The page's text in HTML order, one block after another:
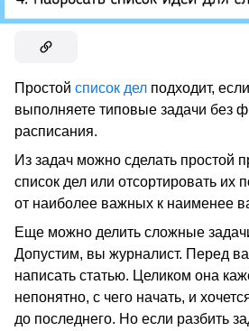
Простой список дел подходит,
выполняете типовые задачи без
расписания.
Из задач можно сделать простой
список дел или отсортировать их
от наиболее важных к наименее
Еще можно делить сложные
Допустим, вы журналист. Перед
написать статью. Целиком она
непонятно, с чего начать, и
до последнего. Но если разбить